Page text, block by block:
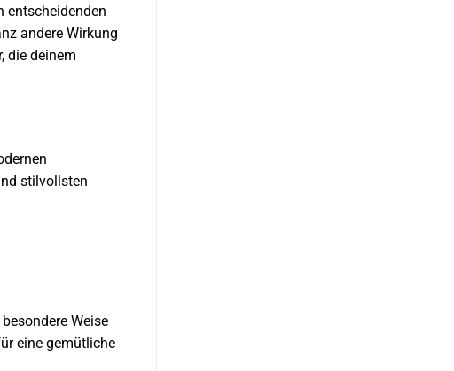
entscheidenden
andere Wirkung
die deinem
stilvollsten
Weise
eine gemütliche